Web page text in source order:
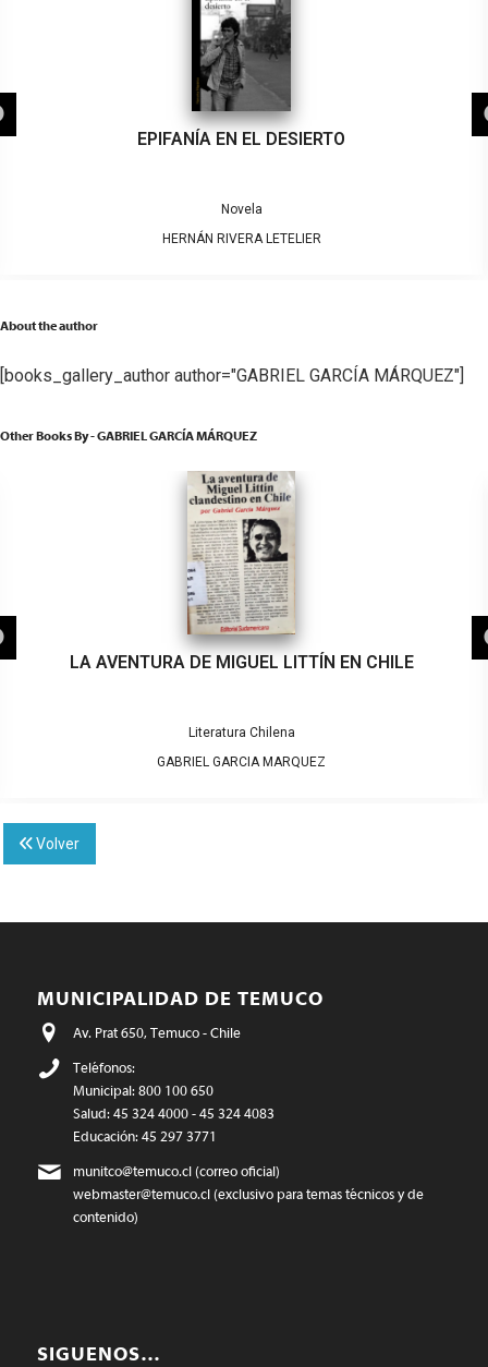
EPIFANÍA EN EL DESIERTO
Novela
HERNÁN RIVERA LETELIER
About the author
[books_gallery_author author="GABRIEL GARCÍA MÁRQUEZ"]
Other Books By - GABRIEL GARCÍA MÁRQUEZ
LA AVENTURA DE MIGUEL LITTÍN EN CHILE
Literatura Chilena
GABRIEL GARCIA MARQUEZ
Volver
MUNICIPALIDAD DE TEMUCO
Av. Prat 650, Temuco - Chile
Teléfonos:
Municipal: 800 100 650
Salud: 45 324 4000 - 45 324 4083
Educación: 45 297 3771
munitco@temuco.cl(correo oficial)
webmaster@temuco.cl(exclusivo para temas técnicos y de
contenido)
SIGUENOS…